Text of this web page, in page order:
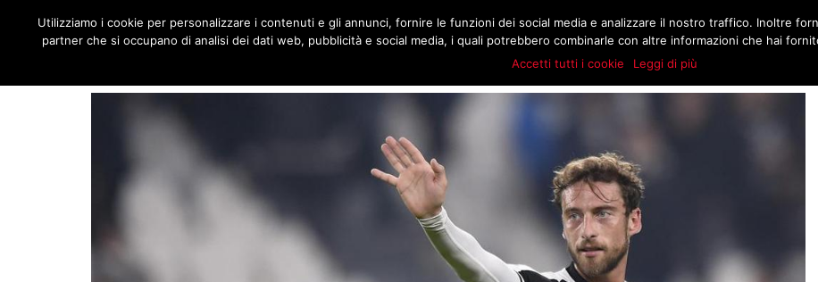
MENU JNOTIZIE.COM MATCH BUZZ MARKT STORIE
Utilizziamo i cookie per personalizzare i contenuti e gli annunci, fornire le funzioni dei social media e analizzare il nostro traffico. Inoltre
partner che si occupano di analisi dei dati web, pubblicità e social media, i quali potrebbero combinarle con altre informazioni che hai
Accetti tutti i cookie
Leggi di più